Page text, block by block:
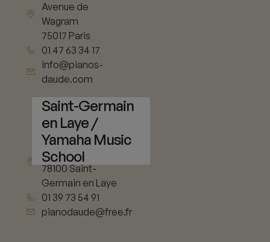
Avenue de
Wagram
75017 Paris
01 47 63 34 17
info@pianos-
daude.com
Saint-Germain
en Laye /
Yamaha Music
School
11 rue de Vieil
Abreuvoir
78100 Saint-
Germain en Laye
01 39 73 54 91
pianodaude@free.fr